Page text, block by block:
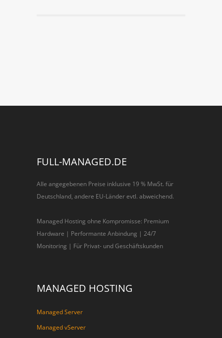
FULL-MANAGED.DE
Alle angegebenen Preise inklusive 19 % MwSt. für
Deutschland, andere EU-Länder evtl. abweichend.
Managed Hosting ohne Kompromisse: Premium
Hardware | Performante Anbindung | 24/7
Monitoring | Für Privat- und Geschäftskunden
MANAGED HOSTING
Managed Server
Managed vServer